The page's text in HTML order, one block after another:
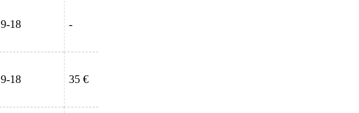
9-18 -
9-18 35 €